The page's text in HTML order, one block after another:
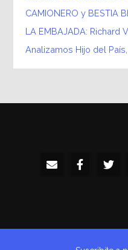
CAMIONERO y BESTIA
LA EMBAJADA: Richard
Analizamos Hijo del